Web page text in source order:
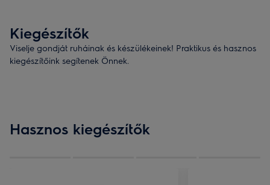
Kiegészítők
Viselje gondját ruháinak és készülékeinek! Praktikus és hasznos
kiegészítőink segítenek Önnek.
Hasznos kiegészítők